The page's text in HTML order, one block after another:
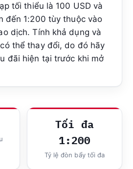
tối thiểu là 100 USD và
đến 1:200 tùy thuộc vào
dịch. Tính khả dụng và
thể thay đổi, do đó hãy
đãi hiện tại trước khi mở
Tối đa
1:200
Tỷ lệ đòn bẩy tối đa